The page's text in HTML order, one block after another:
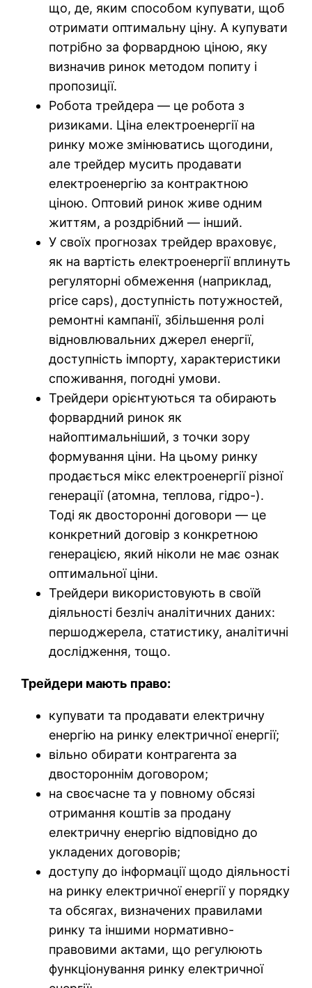
що, де, яким способом купувати, щоб
отримати оптимальну ціну. А купувати
потрібно за форвардною ціною, яку
визначив ринок методом попиту і
пропозиції.
Робота трейдера — це робота з
ризиками. Ціна електроенергії на
ринку може змінюватись щогодини,
але трейдер мусить продавати
електроенергію за контрактною
ціною. Оптовий ринок живе одним
життям, а роздрібний — інший.
У своїх прогнозах трейдер враховує,
як на вартість електроенергії вплинуть
регуляторні обмеження (наприклад,
price caps), доступність потужностей,
ремонтні кампанії, збільшення ролі
відновлювальних джерел енергії,
доступність імпорту, характеристики
споживання, погодні умови.
Трейдери орієнтуються та обирають
форвардний ринок як
найоптимальніший, з точки зору
формування ціни. На цьому ринку
продається мікс електроенергії різної
генерації (атомна, теплова, гідро-).
Тоді як двосторонні договори — це
конкретний договір з конкретною
генерацією, який ніколи не має ознак
оптимальної ціни.
Трейдери використовують в своїй
діяльності безліч аналітичних даних:
першоджерела, статистику, аналітичні
дослідження, тощо.
Трейдери мають право:
купувати та продавати електричну
енергію на ринку електричної енергії;
вільно обирати контрагента за
двостороннім договором;
на своєчасне та у повному обсязі
отримання коштів за продану
електричну енергію відповідно до
укладених договорів;
доступу до інформації щодо діяльності
на ринку електричної енергії у порядку
та обсягах, визначених правилами
ринку та іншими нормативно-
правовими актами, що регулюють
функціонування ринку електричної